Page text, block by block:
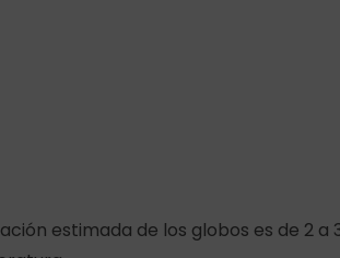
estimada de los globos es de 2